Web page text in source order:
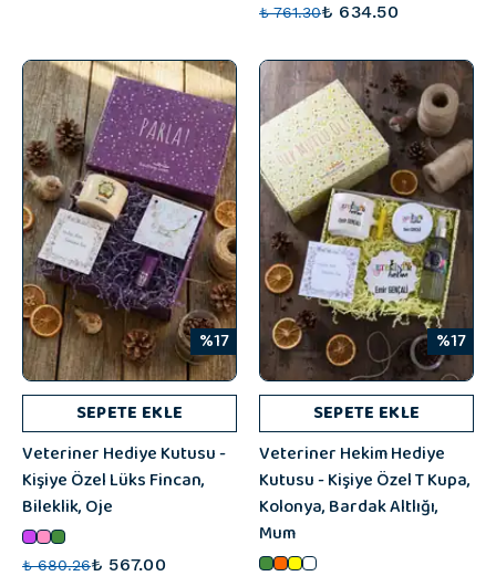
₺ 761.30₺ 634.50
%17
SEPETE EKLE
Veteriner Hediye Kutusu -
Kişiye Özel Lüks Fincan,
Bileklik, Oje
₺ 680.26₺ 567.00
%17
SEPETE EKLE
Veteriner Hekim Hediye
Kutusu - Kişiye Özel T Kupa,
Kolonya, Bardak Altlığı,
Mum